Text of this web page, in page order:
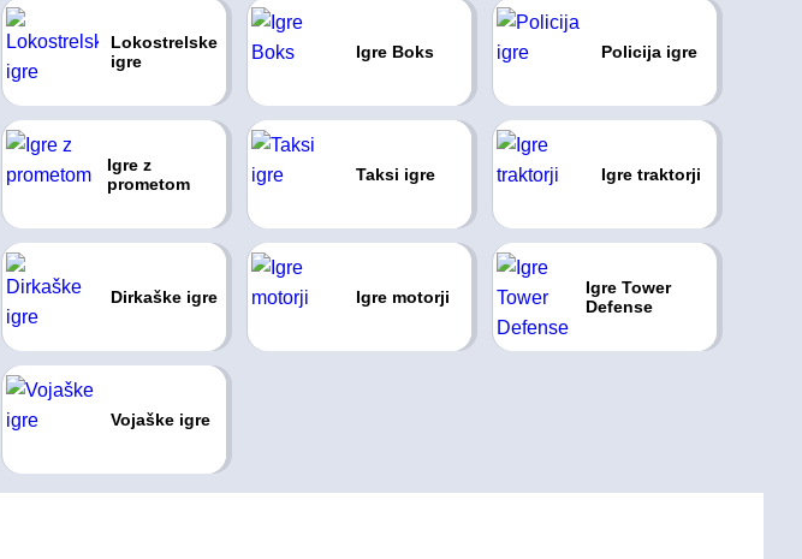
Lokostrelske
igre
Igre Boks Policija igre
Igre z
prometom
Taksi igre Igre traktorji
Dirkaške igre Igre motorji
Igre Tower
Defense
Vojaške igre